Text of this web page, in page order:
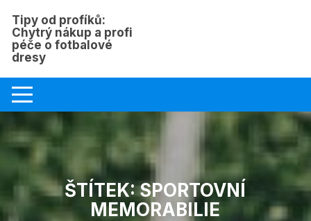
content
Tipy od profíků:
Chytrý nákup a profi
péče o fotbalové
dresy
ŠTÍTEK:SPORTOVNÍ
MEMORABILIE